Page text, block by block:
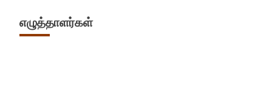
எழுத்தாளர்கள்